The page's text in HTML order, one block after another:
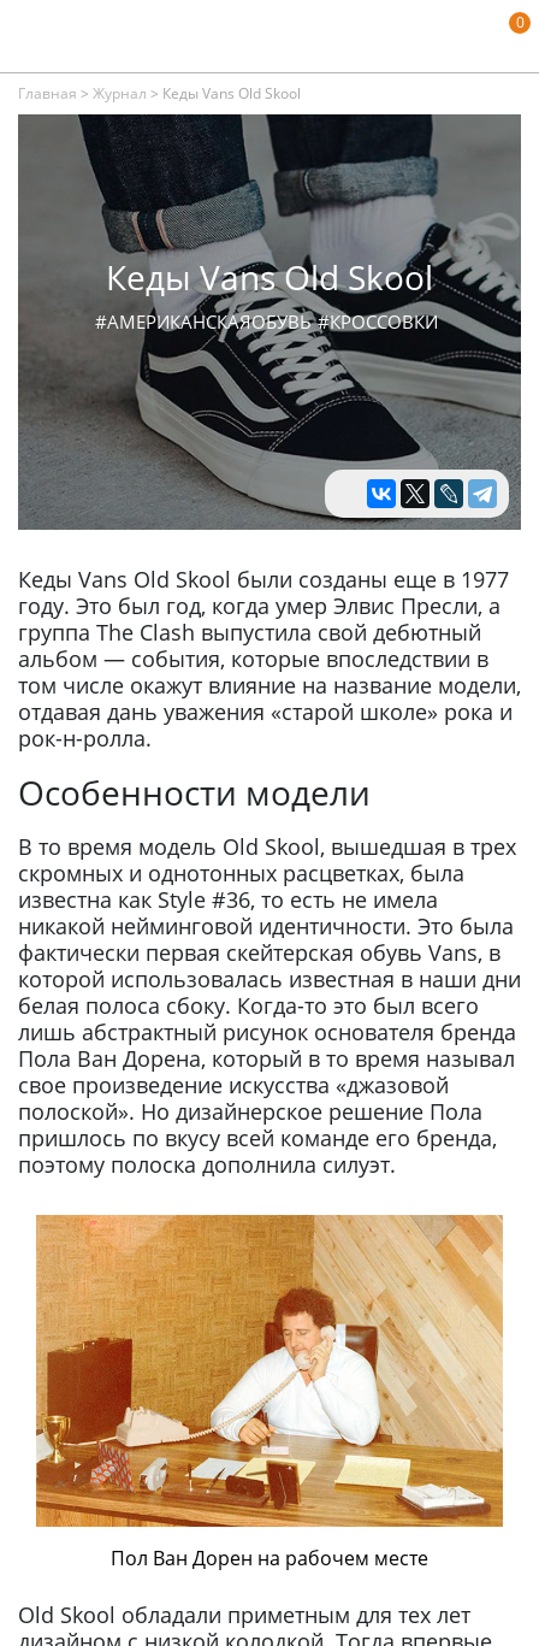
0
Главная > Журнал > Кеды Vans Old Skool
Кеды Vans Old Skool
#АМЕРИКАНСКАЯОБУВЬ #КРОССОВКИ
Кеды Vans Old Skool были созданы еще в 1977
году. Это был год, когда умер Элвис Пресли, а
группа The Clash выпустила свой дебютный
альбом — события, которые впоследствии в
том числе окажут влияние на название модели,
отдавая дань уважения «старой школе» рока и
рок-н-ролла.
Особенности модели
В то время модель Old Skool, вышедшая в трех
скромных и однотонных расцветках, была
известна как Style #36, то есть не имела
никакой нейминговой идентичности. Это была
фактически первая скейтерская обувь Vans, в
которой использовалась известная в наши дни
белая полоса сбоку. Когда-то это был всего
лишь абстрактный рисунок основателя бренда
Пола Ван Дорена, который в то время называл
свое произведение искусства «джазовой
полоской». Но дизайнерское решение Пола
пришлось по вкусу всей команде его бренда,
поэтому полоска дополнила силуэт.
Пол Ван Дорен на рабочем месте
Old Skool обладали приметным для тех лет